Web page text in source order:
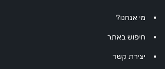
מי אנחנו?
חיפוש באתר
יצירת קשר